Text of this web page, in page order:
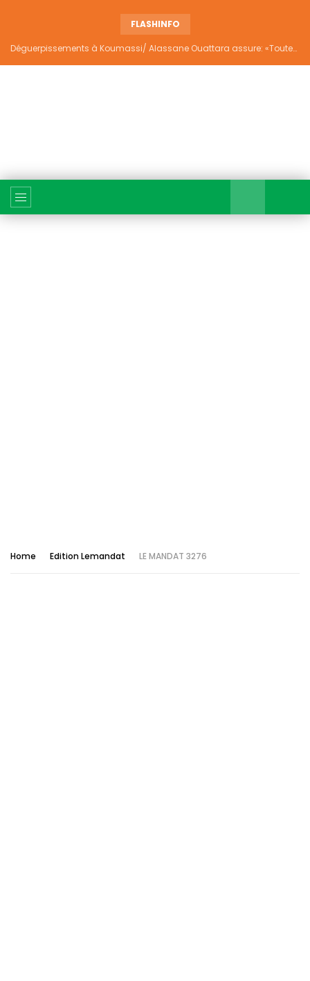
FLASHINFO
Déguerpissements à Koumassi/ Alassane Ouattara assure: «Toutes les responsabilités seront établies et elles donneront lieu aux sanctions prévues par la loi»
Home Edition Lemandat LE MANDAT 3276